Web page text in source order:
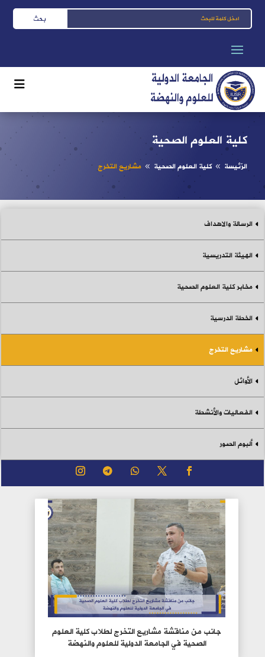
كلية العلوم الصحية
الرّئيسة 8 كلية العلوم الصحية 8 مشاريع التخرج
جانب من مناقشة مشاريع التخرج لطلاب كلية العلوم
الصحية في الجامعة الدولية للعلوم والنهضة
الرسالة والاهداف
الهيئة التدريسية
مخابر كلية العلوم الصحية
الخطة الدرسية
مشاريع التخرج
الأوائل
الفعاليات والأنشطة
ألبوم الصور